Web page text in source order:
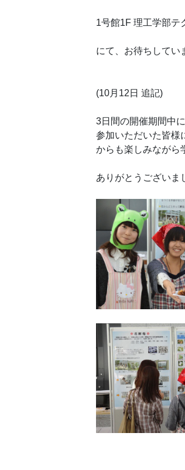
1号館1F 理工学部テ
にて、お待ちしてい
(10月12日 追記)
3日間の開催期間中
参加いただいた皆様
からも楽しみながら
ありがとうございま